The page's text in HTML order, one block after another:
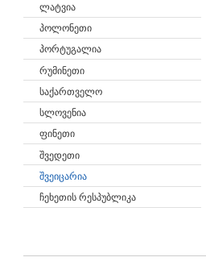
ლატვია
პოლონეთი
პორტუგალია
რუმინეთი
საქართველო
სლოვენია
ფინეთი
შვედეთი
შვეიცარია
ჩეხეთის რესპუბლიკა